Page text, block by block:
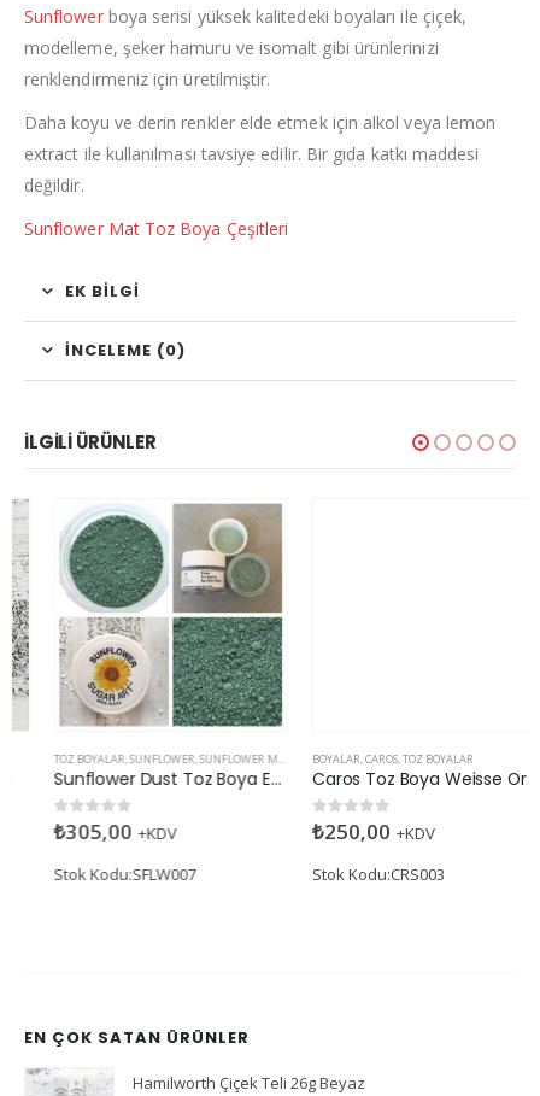
Sunflowerboya serisi yüksek kalitedeki boyaları ile çiçek,
modelleme, şeker hamuru ve isomalt gibi ürünlerinizi
renklendirmeniz için üretilmiştir.
Daha koyu ve derin renkler elde etmek için alkol veya lemon
extract ile kullanılması tavsiye edilir. Bir gıda katkı maddesi
değildir.
Sunflower Mat Toz Boya Çeşitleri
EK BILGI
İNCELEME (0)
İLGILI ÜRÜNLER
TOZ BOYALAR,SUNFLOWER,SUNFLOWER MAT
Sunflower Dust Toz Boya Eucalyptus (Mat)
5 üzerinden
305,00 +KDV
Stok Kodu:SFLW007
BOYALAR,CAROS,TOZ BOYALAR
Caros Toz Boya Weisse Orchidee
5 üzerinden
250,00 +KDV
Stok Kodu:CRS003
EN ÇOK SATAN ÜRÜNLER
Hamilworth Çiçek Teli 26g Beyaz